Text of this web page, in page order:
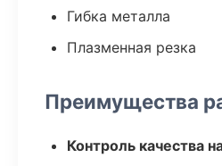
Гибка металла
Плазменная резка
Преимущества
Контроль качества